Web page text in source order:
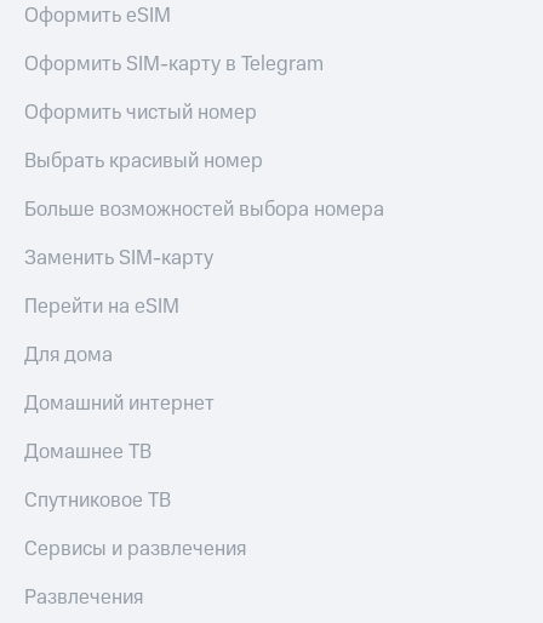
Оформить eSIM
Оформить SIM-карту в Telegram
Оформить чистый номер
Выбрать красивый номер
Больше возможностей выбора номера
Заменить SIM-карту
Перейти на eSIM
Для дома
Домашний интернет
Домашнее ТВ
Спутниковое ТВ
Сервисы и развлечения
Развлечения